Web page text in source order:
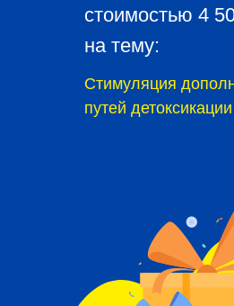
стоимостью 4
на тему:
Стимуляция
путей